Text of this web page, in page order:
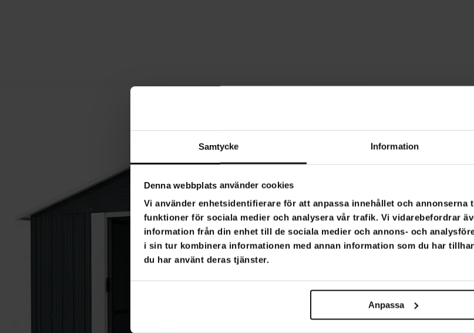
Samtycke Information
Denna webbplats använder cookies
Vi använder enhetsidentifierare för att anpassa innehållet och annonserna
funktioner för sociala medier och analysera vår trafik. Vi vidarebefordrar
information från din enhet till de sociala medier och annons- och
i sin tur kombinera informationen med annan information som du har
du har använt deras tjänster.
Anpassa